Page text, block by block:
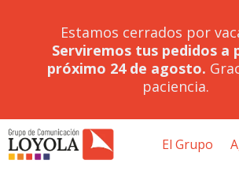
Estamos cerrados por
Serviremos tus pedidos a
próximo 24 de agosto.
paciencia.
El Grupo